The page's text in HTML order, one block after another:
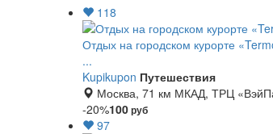
118
Отдых на городском курорте
...
Kupikupon Путешествия
Москва, 71 км МКАД, ТРЦ
-20%100руб
97